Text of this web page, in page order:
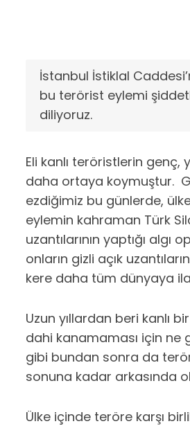
İstanbul İstiklal
bu terörist eylemi
diliyoruz.
Eli kanlı teröristlerin genç,
daha ortaya koymuştur.
ezdiğimiz bu günlerde,
eylemin kahraman Türk
uzantılarının yaptığı
onların gizli açık
kere daha tüm dünyaya
Uzun yıllardan beri kanlı
dahi kanamaması için ne
gibi bundan sonra da
sonuna kadar arkasında
Ülke içinde teröre karşı